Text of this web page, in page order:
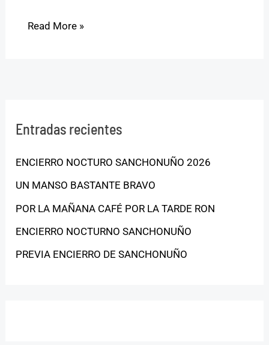
Read More »
Entradas recientes
ENCIERRO NOCTURO SANCHONUÑO 2026
UN MANSO BASTANTE BRAVO
POR LA MAÑANA CAFÉ POR LA TARDE RON
ENCIERRO NOCTURNO SANCHONUÑO
PREVIA ENCIERRO DE SANCHONUÑO